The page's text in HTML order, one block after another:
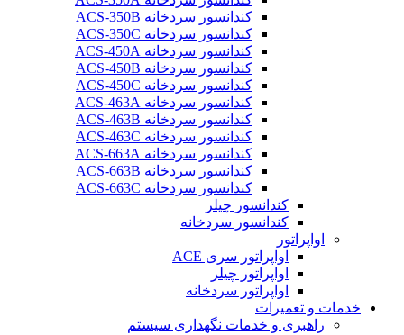
کندانسور سردخانه ACS-350B
کندانسور سردخانه ACS-350C
کندانسور سردخانه ACS-450A
کندانسور سردخانه ACS-450B
کندانسور سردخانه ACS-450C
کندانسور سردخانه ACS-463A
کندانسور سردخانه ACS-463B
کندانسور سردخانه ACS-463C
کندانسور سردخانه ACS-663A
کندانسور سردخانه ACS-663B
کندانسور سردخانه ACS-663C
کندانسور چیلر
کندانسور سردخانه
اواپراتور
اواپراتور سری ACE
اواپراتور چیلر
اواپراتور سردخانه
خدمات و تعمیرات
راهبری و خدمات نگهداری سیستم